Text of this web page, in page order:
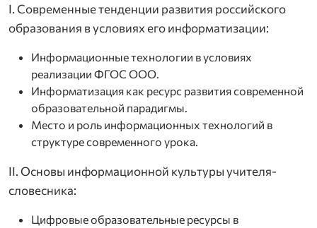
I. Современные тенденции развития российского
образования в условиях его информатизации:
Информационные технологии в условиях
реализации ФГОС ООО.
Информатизация как ресурс развития современной
образовательной парадигмы.
Место и роль информационных технологий в
структуре современного урока.
II. Основы информационной культуры учителя-
словесника:
Цифровые образовательные ресурсы в